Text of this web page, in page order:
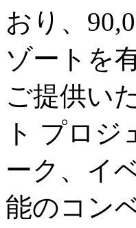
おり、
ゾートを
ご提供い
ト プロ
ーク、イ
能のコン